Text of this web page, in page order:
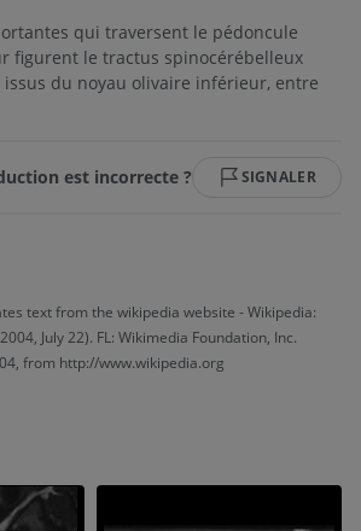
qui traversent le pédoncule
figurent le tractus spinocérébelleux
issus du noyau olivaire inférieur, entre
est incorrecte ? SIGNALER
text from the wikipedia website - Wikipedia:
July 22). FL: Wikimedia Foundation, Inc.
from http://www.wikipedia.org